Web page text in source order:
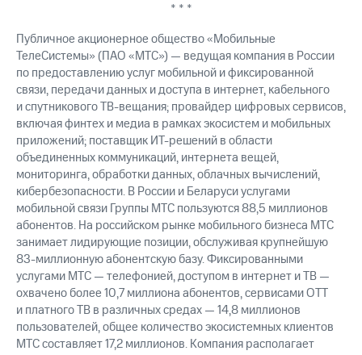
* * *
Публичное акционерное общество «Мобильные
ТелеСистемы» (ПАО «МТС») — ведущая компания в России
по предоставлению услуг мобильной и фиксированной
связи, передачи данных и доступа в интернет, кабельного
и спутникового ТВ-вещания; провайдер цифровых сервисов,
включая финтех и медиа в рамках экосистем и мобильных
приложений; поставщик ИТ-решений в области
объединенных коммуникаций, интернета вещей,
мониторинга, обработки данных, облачных вычислений,
кибербезопасности. В России и Беларуси услугами
мобильной связи Группы МТС пользуются 88,5 миллионов
абонентов. На российском рынке мобильного бизнеса МТС
занимает лидирующие позиции, обслуживая крупнейшую
83-миллионную абонентскую базу. Фиксированными
услугами МТС — телефонией, доступом в интернет и ТВ —
охвачено более 10,7 миллиона абонентов, сервисами OTT
и платного ТВ в различных средах — 14,8 миллионов
пользователей, общее количество экосистемных клиентов
МТС составляет 17,2 миллионов. Компания располагает